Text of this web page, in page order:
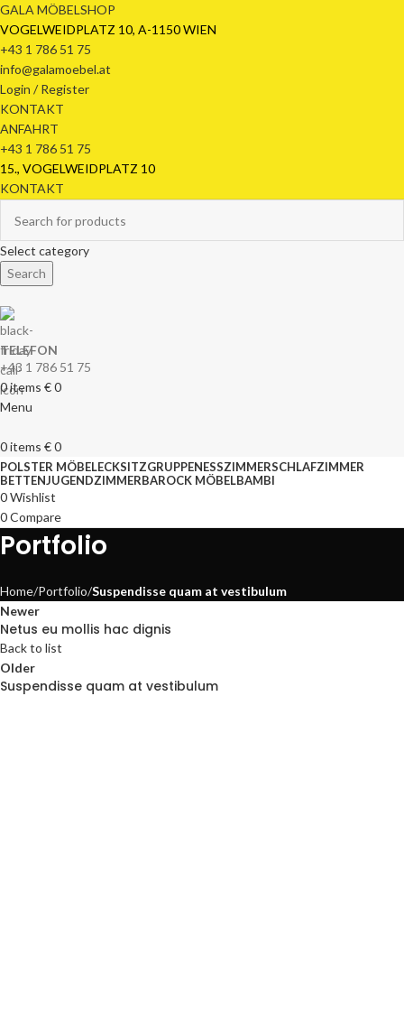
GALA MÖBELSHOP
VOGELWEIDPLATZ 10, A-1150 WIEN
+43 1 786 51 75
info@galamoebel.at
Login / Register
KONTAKT
ANFAHRT
+43 1 786 51 75
15., VOGELWEIDPLATZ 10
KONTAKT
Select category
Search
TELEFON
+43 1 786 51 75
0items €0
Menu
0items €0
POLSTER MÖBELECKSITZGRUPPENESSZIMMERSCHLAFZIMMER
BETTENJUGENDZIMMERBAROCK MÖBELBAMBI
0Wishlist
0Compare
Portfolio
Home Portfolio Suspendisse quam at vestibulum
Newer
Netus eu mollis hac dignis
Back to list
Older
Suspendisse quam at vestibulum